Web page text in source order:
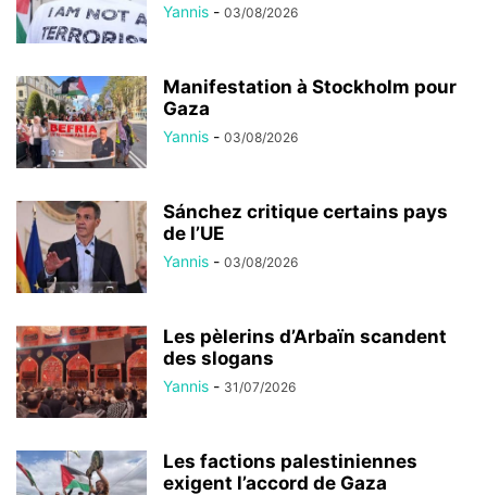
Yannis - 03/08/2026
Manifestation à Stockholm pour
Gaza
Yannis - 03/08/2026
Sánchez critique certains pays
de l’UE
Yannis - 03/08/2026
Les pèlerins d’Arbaïn scandent
des slogans
Yannis - 31/07/2026
Les factions palestiniennes
exigent l’accord de Gaza